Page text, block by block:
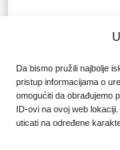
Da bismo pružili najbolje
pristup informacijama o
omogućiti da obrađujemo
ID-ovi na ovoj web
uticati na određene